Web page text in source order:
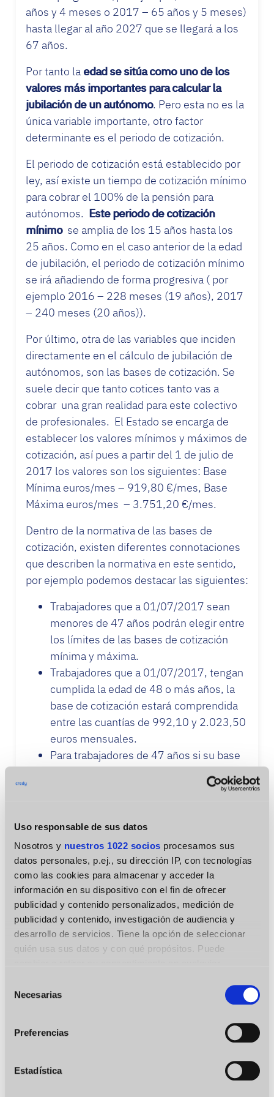
Uso responsable de sus datos
Nosotros y nuestros 1022 socios procesamos sus
datos personales, p.ej., su dirección IP, con tecnologías
como las cookies para almacenar y acceder la
información en su dispositivo con el fin de ofrecer
publicidad y contenido personalizados, medición de
publicidad y contenido, investigación de audiencia y
desarrollo de servicios. Tiene la opción de seleccionar
quién usa sus datos y con qué propósitos. Puede
el Menú de consentimiento.
Recopilar información sobre su ubicación
metros
Identificar su dispositivo analizándolo activamente
Necesarias
Preferencias
Estadística
años y 4 meses o 2017 – 65 años y 5 meses)
hasta llegar al año 2027 que se llegará a los
67 años.
Por tanto la edad se sitúa como uno de los
valores más importantes para calcular la
jubilación de un autónomo. Pero esta no es la
única variable importante, otro factor
determinante es el periodo de cotización.
El periodo de cotización está establecido por
ley, así existe un tiempo de cotización mínimo
para cobrar el 100% de la pensión para
autónomos. Este periodo de cotización
mínimose amplia de los 15 años hasta los
25 años. Como en el caso anterior de la edad
de jubilación, el periodo de cotización mínimo
se irá añadiendo de forma progresiva ( por
ejemplo 2016 – 228 meses (19 años), 2017
– 240 meses (20 años)).
Por último, otra de las variables que inciden
directamente en el cálculo de jubilación de
autónomos, son las bases de cotización. Se
suele decir que tanto cotices tanto vas a
cobrar una gran realidad para este colectivo
de profesionales. El Estado se encarga de
establecer los valores mínimos y máximos de
cotización, así pues a partir del 1 de julio de
2017 los valores son los siguientes: Base
Mínima euros/mes – 919,80 €/mes, Base
Máxima euros/mes – 3.751,20 €/mes.
Dentro de la normativa de las bases de
cotización, existen diferentes connotaciones
que describen la normativa en este sentido,
por ejemplo podemos destacar las siguientes:
Trabajadores que a 01/07/2017 sean
menores de 47 años podrán elegir entre
los límites de las bases de cotización
mínima y máxima.
Trabajadores que a 01/07/2017, tengan
cumplida la edad de 48 o más años, la
base de cotización estará comprendida
entre las cuantías de 992,10 y 2.023,50
euros mensuales.
Para trabajadores de 47 años si su base
de cotización fuera inferior a 1.964,70
euros mensuales no podrán elegir una
euros mensuales.
Se trata de un concepto complejo que
necesita de un gran análisis y estudio, y que
será un gran motivo de preocupación hasta el
final de la actividad laboral ¿Podremosvivir
sin trabajar
los que ahora estamos cotizando o
se acabará la hucha de pensiones?.
Jubilación anticipada para
Dentro de todo este concepto del
cálculo de
entra de lleno algo sumamente importante y
que hace unos años era impensable para el
colectivo de los autónomos: la jubilación